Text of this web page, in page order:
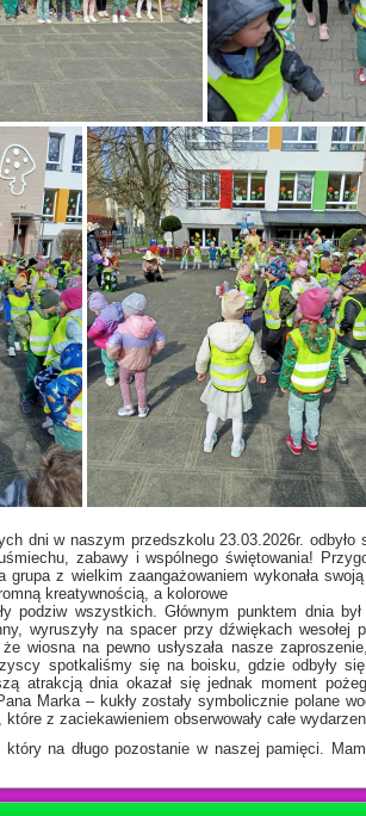
dni w naszym przedszkolu 23.03.2026r. odbyło
zabawy i wspólnego świętowania!
grupa z wielkim zaangażowaniem wykonała
kreatywnością, a kolorowe
podziw wszystkich. Głównym punktem dnia
wyruszyły na spacer przy dźwiękach wesołej
wiosna na pewno usłyszała nasze
spotkaliśmy się na boisku, gdzie odbyły
atrakcją dnia okazał się jednak moment
Marka – kukły zostały symbolicznie polane
z zaciekawieniem obserwowały całe
który na długo pozostanie w naszej pamięci.